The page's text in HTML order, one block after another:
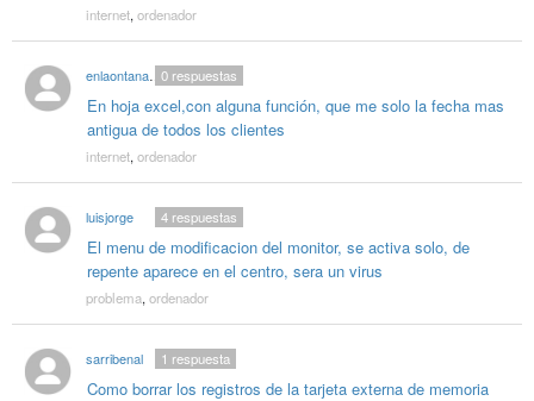
internet, ordenador
enlaontananza
En hoja excel,con alguna función, que me solo la fecha mas
antigua de todos los clientes
0respuestas
internet, ordenador
luisjorge
El menu de modificacion del monitor, se activa solo, de
repente aparece en el centro, sera un virus
4respuestas
problema, ordenador
sarribenal
Como borrar los registros de la tarjeta externa de memoria
1 respuesta